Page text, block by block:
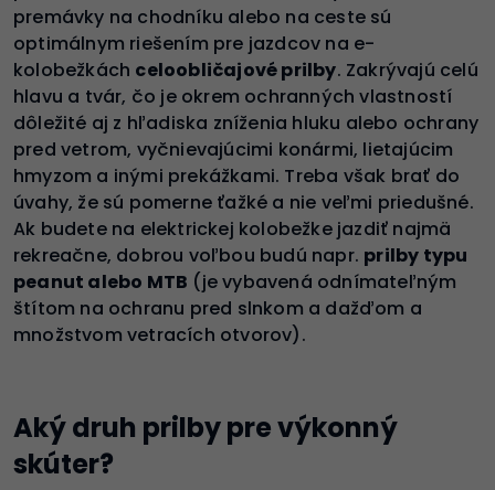
premávky na chodníku alebo na ceste sú
optimálnym riešením pre jazdcov na e-
kolobežkách celoobličajové prilby. Zakrývajú celú
hlavu a tvár, čo je okrem ochranných vlastností
dôležité aj z hľadiska zníženia hluku alebo ochrany
pred vetrom, vyčnievajúcimi konármi, lietajúcim
hmyzom a inými prekážkami. Treba však brať do
úvahy, že sú pomerne ťažké a nie veľmi priedušné.
Ak budete na elektrickej kolobežke jazdiť najmä
rekreačne, dobrou voľbou budú napr. prilby typu
peanut alebo MTB (je vybavená odnímateľným
štítom na ochranu pred slnkom a dažďom a
množstvom vetracích otvorov).
Aký druh prilby pre výkonný
skúter?